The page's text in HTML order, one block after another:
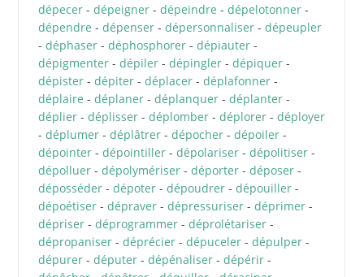
dépecer- dépeigner- dépeindre - dépelotonner-
dépendre - dépenser- dépersonnaliser- dépeupler
- déphaser- déphosphorer- dépiauter-
dépigmenter- dépiler- dépingler- dépiquer-
dépister- dépiter- déplacer- déplafonner-
déplaire - déplaner- déplanquer- déplanter-
déplier- déplisser- déplomber- déplorer- déployer
- déplumer- déplâtrer- dépocher- dépoiler-
dépointer- dépointiller- dépolariser- dépolitiser-
dépolluer- dépolymériser- déporter- déposer-
déposséder- dépoter- dépoudrer- dépouiller-
dépoétiser- dépraver- dépressuriser- déprimer-
dépriser- déprogrammer- déprolétariser-
dépropaniser- déprécier- dépuceler- dépulper-
dépurer- députer- dépénaliser- dépérir-